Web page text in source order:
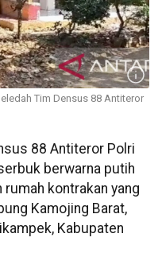
Tim Densus 88 Antiteror
88 Antiteror Polri
berwarna putih
kontrakan yang
Kamojing Barat,
Kabupaten